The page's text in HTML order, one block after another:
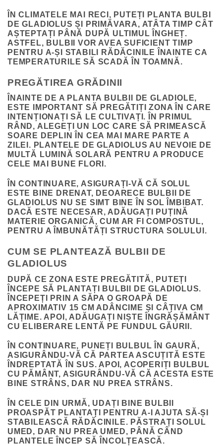
ÎN CLIMATELE MAI RECI, PUTEȚI PLANTA BULBI
DE GLADIOLUS ȘI PRIMĂVARA, ATÂTA TIMP CÂT
AȘTEPTAȚI PÂNĂ DUPĂ ULTIMUL ÎNGHEȚ.
ASTFEL, BULBII VOR AVEA SUFICIENT TIMP
PENTRU A-ȘI STABILI RĂDĂCINILE ÎNAINTE CA
TEMPERATURILE SĂ SCADĂ ÎN TOAMNĂ.
PREGĂTIREA GRĂDINII
ÎNAINTE DE A PLANTA BULBII DE GLADIOLE,
ESTE IMPORTANT SĂ PREGĂTIȚI ZONA ÎN CARE
INTENȚIONAȚI SĂ LE CULTIVAȚI. ÎN PRIMUL
RÂND, ALEGEȚI UN LOC CARE SĂ PRIMEASCĂ
SOARE DEPLIN ÎN CEA MAI MARE PARTE A
ZILEI. PLANTELE DE GLADIOLUS AU NEVOIE DE
MULTĂ LUMINĂ SOLARĂ PENTRU A PRODUCE
CELE MAI BUNE FLORI.
ÎN CONTINUARE, ASIGURAȚI-VĂ CĂ SOLUL
ESTE BINE DRENAT, DEOARECE BULBII DE
GLADIOLUS NU SE SIMT BINE ÎN SOL ÎMBIBAT.
DACĂ ESTE NECESAR, ADĂUGAȚI PUȚINĂ
MATERIE ORGANICĂ, CUM AR FI COMPOSTUL,
PENTRU A ÎMBUNĂTĂȚI STRUCTURA SOLULUI.
CUM SE PLANTEAZĂ BULBII DE
GLADIOLUS
DUPĂ CE ZONA ESTE PREGĂTITĂ, PUTEȚI
ÎNCEPE SĂ PLANTAȚI BULBII DE GLADIOLUS.
ÎNCEPEȚI PRIN A SĂPA O GROAPĂ DE
APROXIMATIV 15 CM ADÂNCIME ȘI CÂȚIVA CM
LĂȚIME. APOI, ADĂUGAȚI NIȘTE ÎNGRĂȘĂMÂNT
CU ELIBERARE LENTĂ PE FUNDUL GĂURII.
ÎN CONTINUARE, PUNEȚI BULBUL ÎN GAURĂ,
ASIGURÂNDU-VĂ CĂ PARTEA ASCUȚITĂ ESTE
ÎNDREPTATĂ ÎN SUS. APOI, ACOPERIȚI BULBUL
CU PĂMÂNT, ASIGURÂNDU-VĂ CĂ ACESTA ESTE
BINE STRÂNS, DAR NU PREA STRÂNS.
ÎN CELE DIN URMĂ, UDAȚI BINE BULBII
PROASPĂT PLANTAȚI PENTRU A-I AJUTA SĂ-ȘI
STABILEASCĂ RĂDĂCINILE. PĂSTRAȚI SOLUL
UMED, DAR NU PREA UMED, PÂNĂ CÂND
PLANTELE ÎNCEP SĂ ÎNCOLȚEASCĂ.